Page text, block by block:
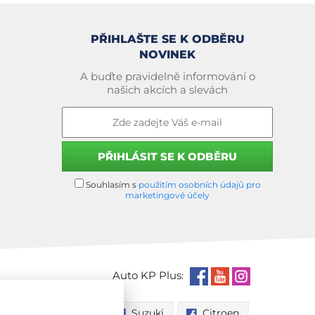
PŘIHLAŠTE SE K ODBĚRU
NOVINEK
A buďte pravidelně informování o
našich akcích a slevách
Souhlasím s použitím osobních údajů pro
marketingové účely
Auto KP Plus: